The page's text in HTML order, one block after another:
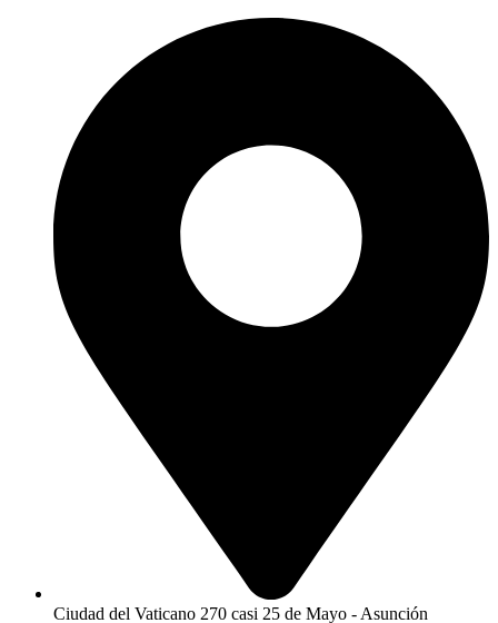
Ciudad del Vaticano 270 casi 25 de Mayo - Asunción